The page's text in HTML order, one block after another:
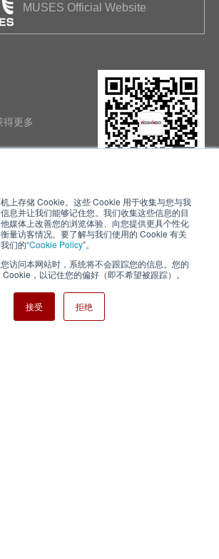
上存储 Cookie。这些 Cookie 用于收集与您与我
息并让我们能够记住您。我们收集这些信息的目
媒体上改善您的浏览体验、向您提供更具个性化
量访客情况。要了解与我们使用的 Cookie 有关
们的“Cookie Policy”。
访问本网站时，系统将不会跟踪您的信息。您的
，以记住您的偏好（即不希望被跟踪）。
接受 拒绝
MUSES Official Website
更多
使用条款
网站地图
Inc.
Micro Devices Inc. All Rights Reserved.